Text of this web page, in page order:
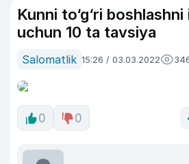
Kunni to‘g‘ri
uchun 10 ta tavsiya
Salomatlik 15:26 / 03.03.2022
0 0